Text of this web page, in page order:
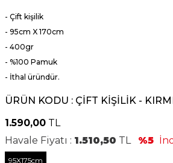
- Çift kişilik
- 95cm X 170cm
- 400gr
- %100 Pamuk
- İthal üründür.
ÜRÜN KODU : ÇİFT KİŞİLİK -
1.590,00 TL
Havale Fiyatı : 1.510,50 TL %5
95X175cm